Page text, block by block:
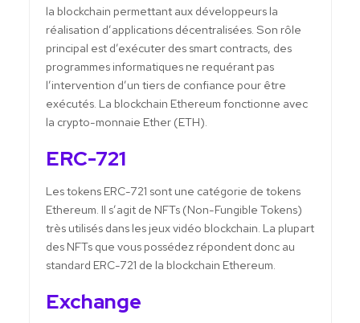
la blockchain permettant aux développeurs la
réalisation d’applications décentralisées. Son rôle
principal est d’exécuter des smart contracts, des
programmes informatiques ne requérant pas
l’intervention d’un tiers de confiance pour être
exécutés. La blockchain Ethereum fonctionne avec
la crypto-monnaie Ether (ETH).
ERC-721
Les tokens ERC-721 sont une catégorie de tokens
Ethereum. Il s’agit de NFTs (Non-Fungible Tokens)
très utilisés dans les jeux vidéo blockchain. La plupart
des NFTs que vous possédez répondent donc au
standard ERC-721 de la blockchain Ethereum.
Exchange